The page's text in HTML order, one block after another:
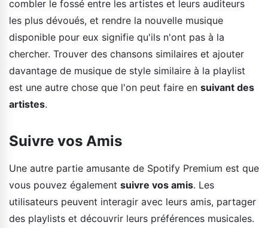
combler le fossé entre les artistes et leurs auditeurs
les plus dévoués, et rendre la nouvelle musique
disponible pour eux signifie qu'ils n'ont pas à la
chercher. Trouver des chansons similaires et ajouter
davantage de musique de style similaire à la playlist
est une autre chose que l'on peut faire en suivant des
artistes.
Suivre vos Amis
Une autre partie amusante de Spotify Premium est que
vous pouvez également suivre vos amis. Les
utilisateurs peuvent interagir avec leurs amis, partager
des playlists et découvrir leurs préférences musicales.